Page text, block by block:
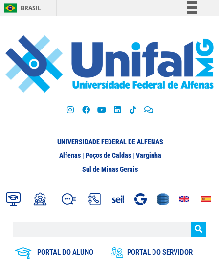
BRASIL
Participe
Acesso à informação
Legislação
UNIVERSIDADE FEDERAL DE ALFENAS
Alfenas | Poços de Caldas | Varginha
Sul de Minas Gerais
PORTAL DO ALUNO PORTAL DO SERVIDOR